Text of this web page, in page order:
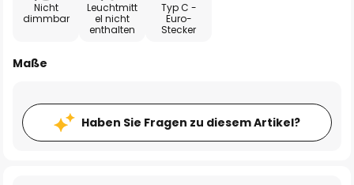
Nicht
dimmbar
Leuchtmitt
el nicht
enthalten
Typ C -
Euro-
Stecker
Maße
Haben Sie Fragen zu diesem Artikel?